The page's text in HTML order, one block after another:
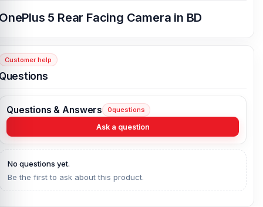
5 Rear Facing Camera in BD
Customer help
Questions & Answers 0questions
Ask a question
No questions yet.
Be the first to ask about this product.